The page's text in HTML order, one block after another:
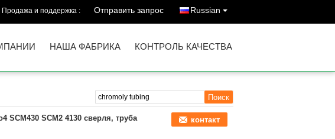
Продажа и поддержка : Отправить запрос Russian
НАША ФАБРИКА КОНТРОЛЬ КАЧЕСТВА
SCM430 SCM2 4130 сверля, труба
контакт